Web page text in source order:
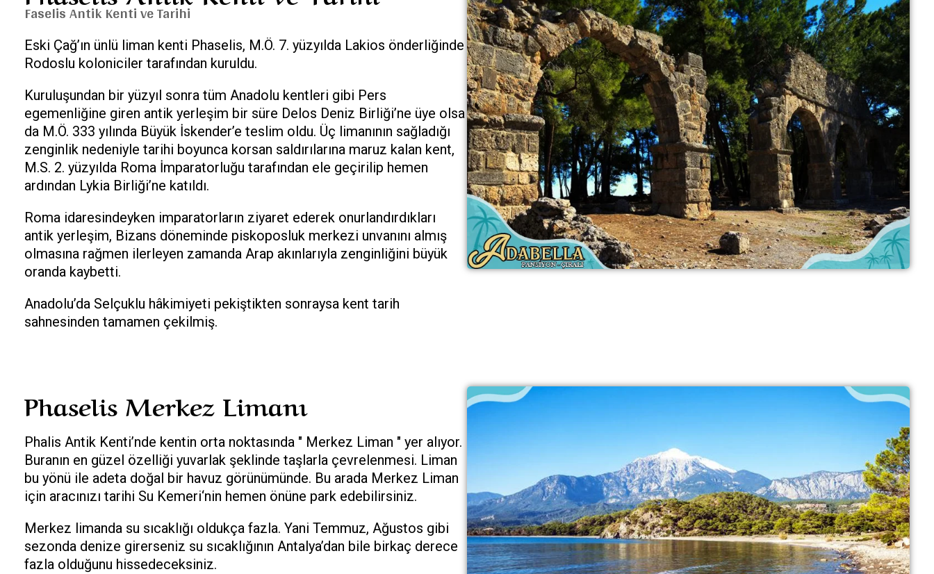
Faselis Antik Kenti ve Tarihi
Eski Çağ’ın ünlü liman kenti Phaselis, M.Ö. 7. yüzyılda Lakios önderliğinde
Rodoslu koloniciler tarafından kuruldu.
Kuruluşundan bir yüzyıl sonra tüm Anadolu kentleri gibi Pers
egemenliğine giren antik yerleşim bir süre Delos Deniz Birliği’ne üye olsa
da M.Ö. 333 yılında Büyük İskender’e teslim oldu. Üç limanının sağladığı
zenginlik nedeniyle tarihi boyunca korsan saldırılarına maruz kalan kent,
M.S. 2. yüzyılda Roma İmparatorluğu tarafından ele geçirilip hemen
ardından Lykia Birliği’ne katıldı.
Roma idaresindeyken imparatorların ziyaret ederek onurlandırdıkları
antik yerleşim, Bizans döneminde piskoposluk merkezi unvanını almış
olmasına rağmen ilerleyen zamanda Arap akınlarıyla zenginliğini büyük
oranda kaybetti.
Anadolu’da Selçuklu hâkimiyeti pekiştikten sonraysa kent tarih
sahnesinden tamamen çekilmiş.
Phaselis Merkez Limanı
Phalis Antik Kenti’nde kentin orta noktasında " Merkez Liman " yer alıyor.
Buranın en güzel özelliği yuvarlak şeklinde taşlarla çevrelenmesi. Liman
bu yönü ile adeta doğal bir havuz görünümünde. Bu arada Merkez Liman
için aracınızı tarihi Su Kemeri‘nin hemen önüne park edebilirsiniz.
Merkez limanda su sıcaklığı oldukça fazla. Yani Temmuz, Ağustos gibi
sezonda denize girerseniz su sıcaklığının Antalya’dan bile birkaç derece
fazla olduğunu hissedeceksiniz.